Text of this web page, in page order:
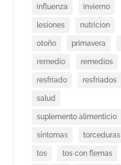
influenza invierno
lesiones nutricion
otoño primavera
remedio remedios
resfriado resfriados
salud
suplemento alimenticio
síntomas torceduras
tos tos con flemas